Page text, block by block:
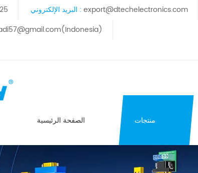
البريد الإلكتروني : export@dtechelectronics.com
الصفحة الرئيسية منتجات